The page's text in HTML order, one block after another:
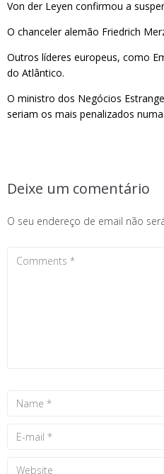
Von der Leyen confirmou a
O chanceler alemão Friedrich
Outros líderes europeus, como
do Atlântico.
O ministro dos Negócios
seriam os mais penalizados
Deixe um comentário
O seu endereço de email não